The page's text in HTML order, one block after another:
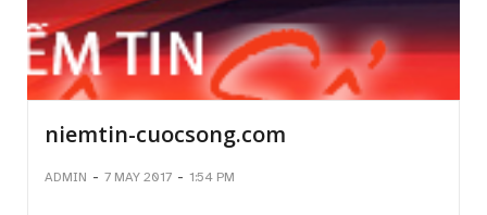
niemtin-cuocsong.com
ADMIN - 7 MAY 2017 - 1:54 PM